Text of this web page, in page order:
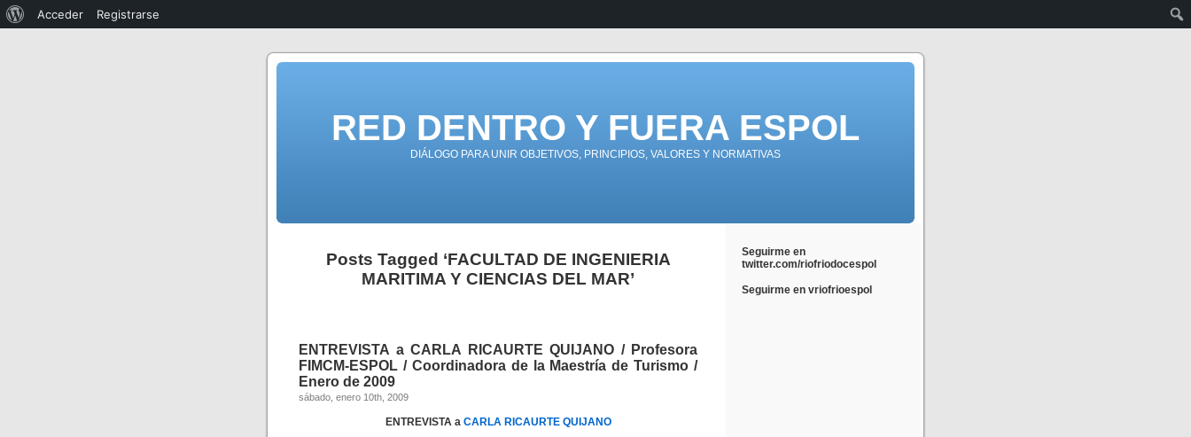
RED DENTRO Y FUERA ESPOL
DIÁLOGO PARA UNIR OBJETIVOS, PRINCIPIOS, VALORES Y NORMATIVAS
Posts Tagged ‘FACULTAD DE INGENIERIA
MARITIMA Y CIENCIAS DEL MAR’
ENTREVISTA a CARLA RICAURTE QUIJANO / Profesora
FIMCM-ESPOL / Coordinadora de la Maestría de Turismo /
Enero de 2009
sábado, enero 10th, 2009
ENTREVISTA a CARLA RICAURTE QUIJANO
Seguirme en
twitter.com/riofriodocespol
Seguirme en vriofrioespol
Acceder Registrarse